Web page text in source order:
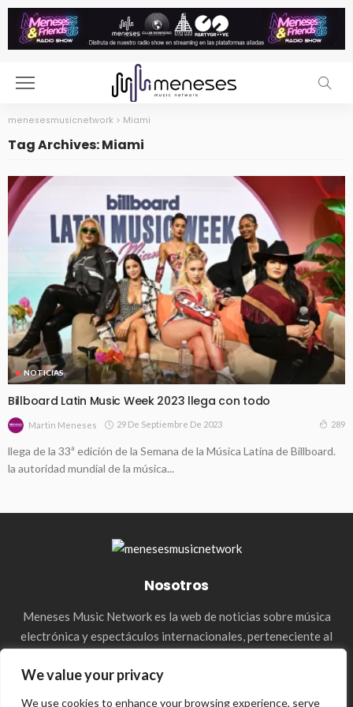
We value your privacy
We use cookies to enhance your browsing experience, serve
menesesmusicnetwork > Miami
Tag Archives: Miami
NOTICIAS
Billboard Latin Music Week 2023 llega con todo
Martin Meneses 29 De Septiembre De 2023 289
llega de la 33ª edición de la Semana de la Música Latina de Billboard.
la autoridad mundial de la música...
Nosotros
Meneses Music Network es la web de noticias sobre música
electrónica y espectáculos internacionales, perteneciente al